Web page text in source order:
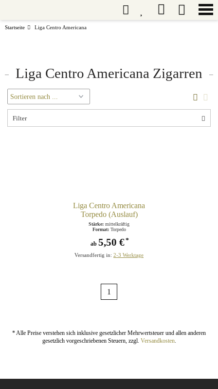
Startseite Liga Centro Americana
Liga Centro Americana Zigarren
Filter
Liga Centro Americana
Torpedo (Auslauf)
Stärke: mittelkräftig
Format:Torpedo
ab 5,50 €*
Versandfertig in: 2-3 Werktage
1
* Alle Preise verstehen sich inklusive gesetzlicher Mehrwertsteuer und allen anderen
gesetzlich vorgeschriebenen Steuern, zzgl. Versandkosten.